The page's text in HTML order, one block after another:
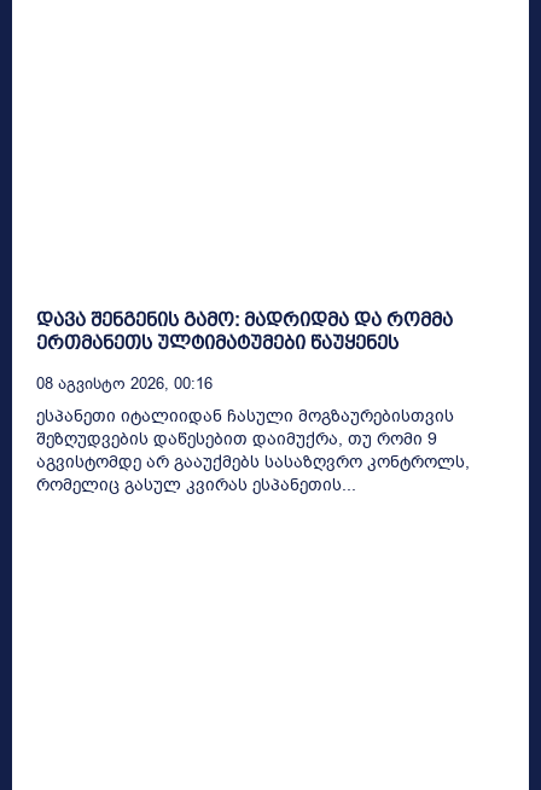
დავა შენგენის გამო: მადრიდმა და რომმა
ერთმანეთს ულტიმატუმები წაუყენეს
08 Აგვისტო 2026, 00:16
ესპანეთი იტალიიდან ჩასული მოგზაურებისთვის
შეზღუდვების დაწესებით დაიმუქრა, თუ რომი 9
აგვისტომდე არ გააუქმებს სასაზღვრო კონტროლს,
რომელიც გასულ კვირას ესპანეთის...